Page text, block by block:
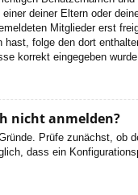
deiner Eltern oder
Mitglieder erst
hast, folge den dort
korrekt eingegeben
nicht anmelden?
Prüfe zunächst, ob
dass ein